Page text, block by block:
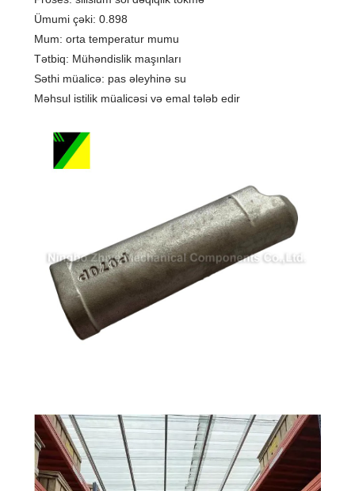
Ümumi çəki: 0.898
Mum: orta temperatur mumu
Tətbiq: Mühəndislik maşınları
Səthi müalicə: pas əleyhinə su
Məhsul istilik müalicəsi və emal tələb edir